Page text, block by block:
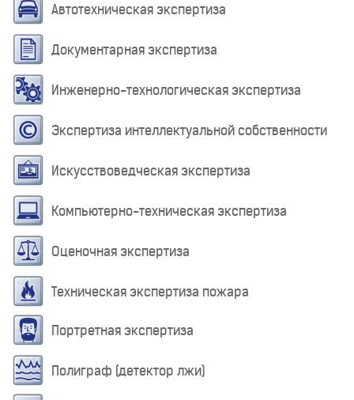
Автотехническая экспертиза
Документарная экспертиза
Инженерно-технологическая экспертиза
Экспертиза интеллектуальной собственности
Искусствоведческая экспертиза
Компьютерно-техническая экспертиза
Оценочная экспертиза
Техническая экспертиза пожара
Портретная экспертиза
Полиграф (детектор лжи)